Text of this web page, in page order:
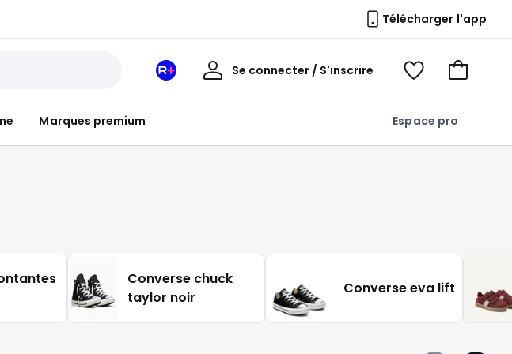
Télécharger l'app
Marques premium Espace pro
Mon
Se connecter / S'inscrire
Mon
Voir
Voir
Converse chuck
taylor noir
Converse eva lift